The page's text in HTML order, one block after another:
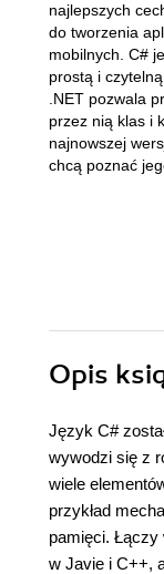
najlepszych
do tworzenia
mobilnych. C#
prostą i
.NET pozwala
przez nią klas i
najnowszej
chcą poznać
Opis
Język C#
wywodzi się z
wiele
przykład
pamięci.
w Javie i C++,